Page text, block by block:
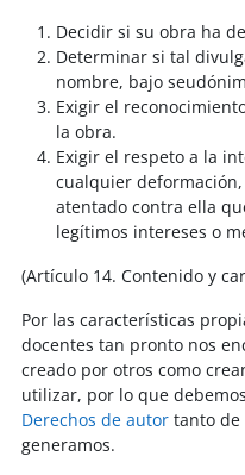
Decidir si su obra ha
Determinar si tal
nombre, bajo
Exigir el
la obra.
Exigir el respeto a la
cualquier
atentado contra ella
legítimos intereses o
(Artículo 14. Contenido y
Por las características
docentes tan pronto nos
creado por otros como
utilizar, por lo que
Derechos de autor tanto de
generamos.